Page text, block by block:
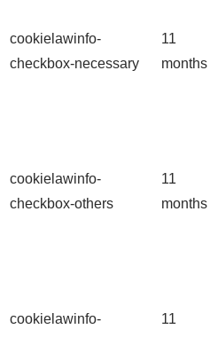
cookielawinfo-
checkbox-necessary
11
months
cookielawinfo-
checkbox-others
11
months
cookielawinfo-
11